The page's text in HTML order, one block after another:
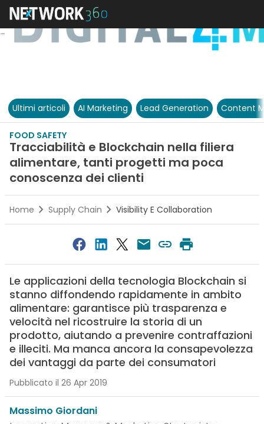
Ultimi articoli AI Marketing Lead Generation Content
FOOD SAFETY
Tracciabilità e Blockchain nella filiera
alimentare, tanti progetti ma poca
conoscenza dei clienti
Home Supply Chain Visibility E Collaboration
Le applicazioni della tecnologia Blockchain si
stanno diffondendo rapidamente in ambito
alimentare: garantisce più trasparenza e
velocità nel ricostruire la storia di un
prodotto, aiutando a prevenire contraffazioni
e illeciti. Ma manca ancora la consapevolezza
dei vantaggi da parte dei consumatori
Pubblicato il 26 Apr 2019
Massimo Giordani